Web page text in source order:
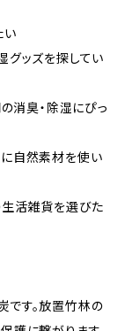
い
グッズを探してい
の消臭・除湿にぴっ
自然素材を使い
生活雑貨を選びた
す。放置竹林の